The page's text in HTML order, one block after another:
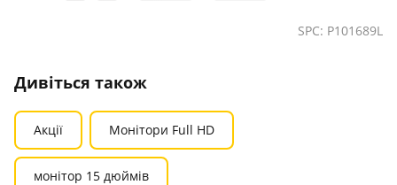
SPC: P101689L
Дивіться також
Акції Монітори Full HD
монітор 15 дюймів